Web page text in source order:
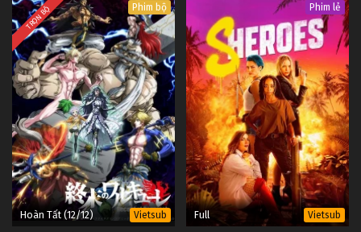
TRỌN BỘ Phim bộ
Hoàn Tất (12/12) Vietsub
Phim lẻ
Full Vietsub